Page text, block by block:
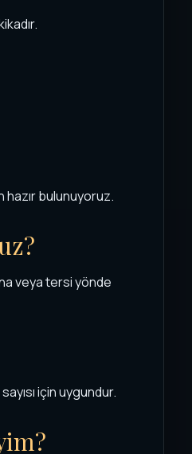
hazır bulunuyoruz.
veya tersi yönde
için uygundur.